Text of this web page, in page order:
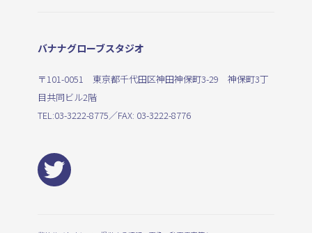
バナナグローブスタジオ
〒101-0051 東京都千代田区神田神保町3-29 神保町3丁
目共同ビル2階
TEL:03-3222-8775／FAX: 03-3222-8776